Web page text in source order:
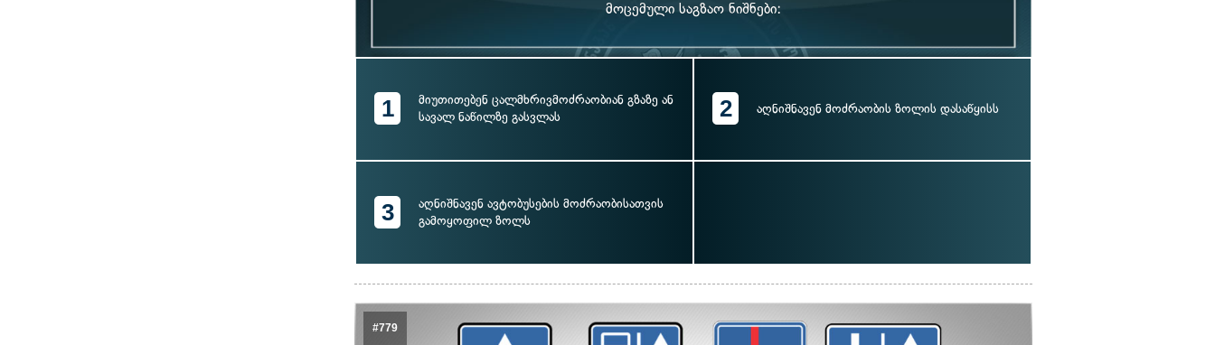
მოცემული საგზაო ნიშნები:
1
მიუთითებენ ცალმხრივმოძრაობიან გზაზე ან
სავალ ნაწილზე გასვლას
2 აღნიშნავენ მოძრაობის ზოლის დასაწყისს
3
აღნიშნავენ ავტობუსების მოძრაობისათვის
გამოყოფილ ზოლს
#779